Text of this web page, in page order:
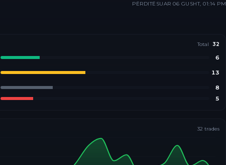
PËRDITËSUAR 06 GUSHT, 01:14 PM
Total 32
6
13
8
5
32 trades